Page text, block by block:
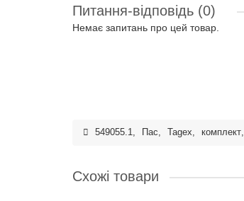
Питання-відповідь (0)
Немає запитань про цей товар.
549055.1, Пас, Tagex, комплект,
Схожі товари